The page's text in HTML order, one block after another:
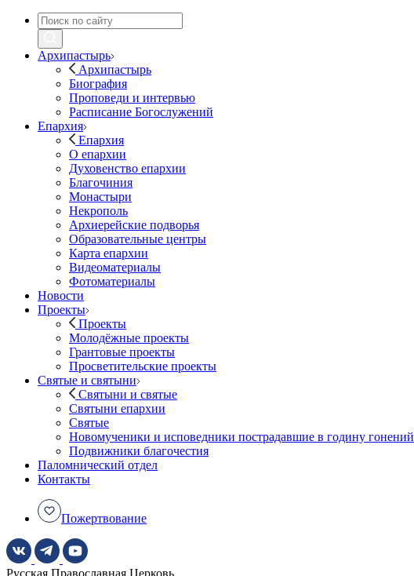
Архипастырь
Архипастырь
Биография
Проповеди и интервью
Расписание Богослужений
Епархия
Епархия
О епархии
Духовенство епархии
Благочиния
Монастыри
Некрополь
Архиерейские подворья
Образовательные центры
Карта епархии
Видеоматериалы
Фотоматериалы
Новости
Проекты
Проекты
Молодёжные проекты
Грантовые проекты
Просветительские проекты
Святые и святыни
Святыни и святые
Святыни епархии
Святые
Новомученики и исповедники пострадавшие в годину гонений
Подвижники благочестия
Паломнический отдел
Контакты
Пожертвование
Русская Православная Церковь